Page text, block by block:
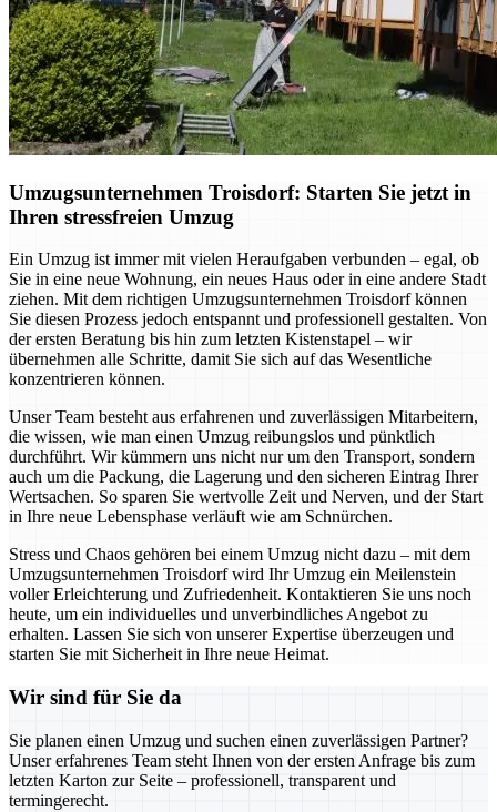
Umzugsunternehmen Troisdorf: Starten Sie jetzt in
Ihren stressfreien Umzug
Ein Umzug ist immer mit vielen Heraufgaben verbunden – egal, ob
Sie in eine neue Wohnung, ein neues Haus oder in eine andere Stadt
ziehen. Mit dem richtigen Umzugsunternehmen Troisdorf können
Sie diesen Prozess jedoch entspannt und professionell gestalten. Von
der ersten Beratung bis hin zum letzten Kistenstapel – wir
übernehmen alle Schritte, damit Sie sich auf das Wesentliche
konzentrieren können.
Unser Team besteht aus erfahrenen und zuverlässigen Mitarbeitern,
die wissen, wie man einen Umzug reibungslos und pünktlich
durchführt. Wir kümmern uns nicht nur um den Transport, sondern
auch um die Packung, die Lagerung und den sicheren Eintrag Ihrer
Wertsachen. So sparen Sie wertvolle Zeit und Nerven, und der Start
in Ihre neue Lebensphase verläuft wie am Schnürchen.
Stress und Chaos gehören bei einem Umzug nicht dazu – mit dem
Umzugsunternehmen Troisdorf wird Ihr Umzug ein Meilenstein
voller Erleichterung und Zufriedenheit. Kontaktieren Sie uns noch
heute, um ein individuelles und unverbindliches Angebot zu
erhalten. Lassen Sie sich von unserer Expertise überzeugen und
starten Sie mit Sicherheit in Ihre neue Heimat.
Wir sind für Sie da
Sie planen einen Umzug und suchen einen zuverlässigen Partner?
Unser erfahrenes Team steht Ihnen von der ersten Anfrage bis zum
letzten Karton zur Seite – professionell, transparent und
termingerecht.